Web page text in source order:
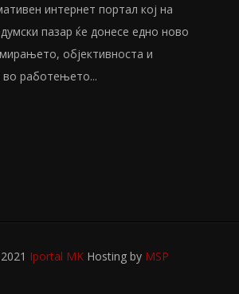
интернет портал кој на
пазар ќе донесе едно ново
објективноста и
во работењето...
Iportal MK Hosting by MSP